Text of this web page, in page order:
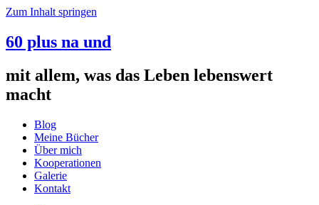
Zum Inhalt springen
60 plus na und
mit allem, was das Leben lebenswert
macht
Blog
Meine Bücher
Über mich
Kooperationen
Galerie
Kontakt